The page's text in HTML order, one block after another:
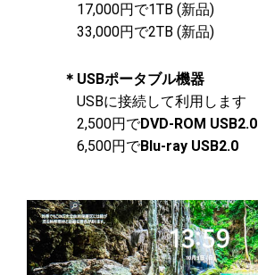
17,000円で1TB (新品)
33,000円で2TB (新品)​
＊USBポータブル機器
USBに接続して利用します
2,500円でDVD-ROM USB2.0
6,500円でBlu-ray USB2.0